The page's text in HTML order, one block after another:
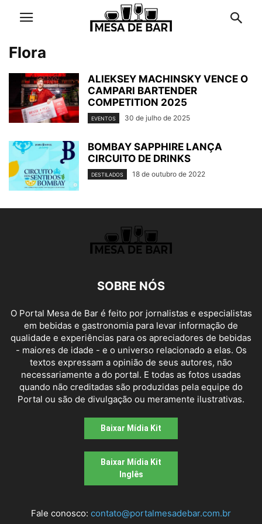
Flora
ALIEKSEY MACHINSKY VENCE O
CAMPARI BARTENDER
COMPETITION 2025
EVENTOS 30 de julho de 2025
BOMBAY SAPPHIRE LANÇA
CIRCUITO DE DRINKS
DESTILADOS 18 de outubro de 2022
SOBRE NÓS
O Portal Mesa de Bar é feito por jornalistas e especialistas
em bebidas e gastronomia para levar informação de
qualidade e experiências para os apreciadores de bebidas
- maiores de idade - e o universo relacionado a elas. Os
textos expressam a opinião de seus autores, não
necessariamente a do portal. E todas as fotos usadas
quando não creditadas são produzidas pela equipe do
Portal ou são de divulgação ou meramente ilustrativas.
Baixar Mídia Kit
Baixar Mídia Kit
Inglês
Fale conosco: contato@portalmesadebar.com.br